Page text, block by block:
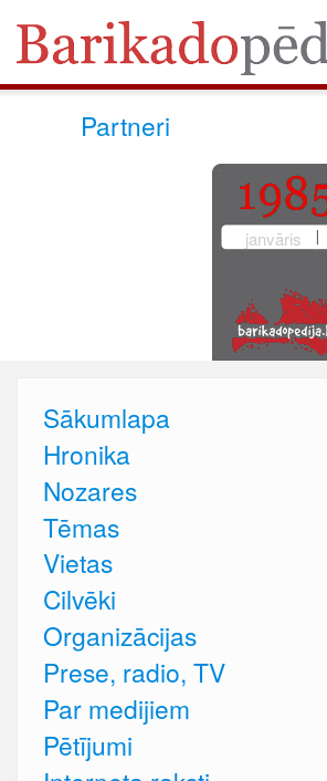
Partneri
janvāris
Sākumlapa
Hronika
Nozares
Tēmas
Vietas
Cilvēki
Organizācijas
Prese, radio, TV
Par medijiem
Pētījumi